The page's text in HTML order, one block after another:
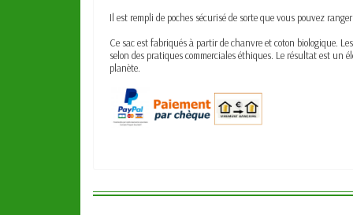
Il est rempli de poches sécurisé de sorte que vous pouvez
Ce sac est fabriqués à partir de chanvre et coton biologique.
selon des pratiques commerciales éthiques. Le résultat est un
planète.